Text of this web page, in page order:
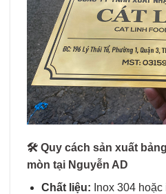
🛠️ Quy cách sản xuất
mòn tại Nguyễn AD
Chất liệu: Inox 304